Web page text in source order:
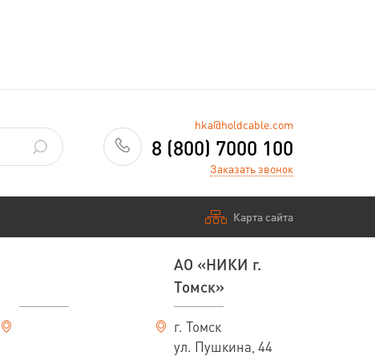
hka@holdcable.com
8 (800) 7000 100
Заказать звонок
Карта сайта
АО «НИКИ г.
Томск»
г. Томск
ул. Пушкина, 44